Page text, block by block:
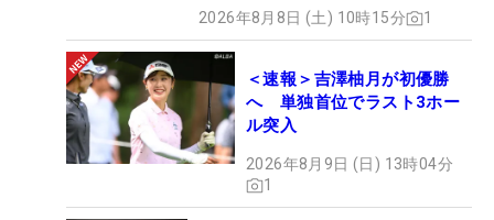
2026年8月8日 (土) 10時15分 1
＜速報＞吉澤柚月が初優勝
へ 単独首位でラスト3ホー
ル突入
2026年8月9日 (日) 13時04分
1